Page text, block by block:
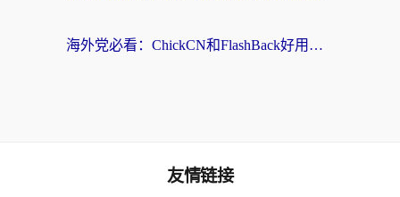
海外党必看：ChickCN和FlashBack好用吗？3招教你选对回国加速器（附云极、HomeCN、斧牛vs艾果对比）
友情链接